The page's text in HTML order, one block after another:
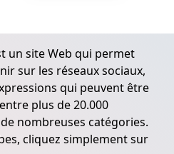
un site Web qui permet
sur les réseaux sociaux,
qui peuvent être
plus de 20.000
nombreuses catégories.
cliquez simplement sur